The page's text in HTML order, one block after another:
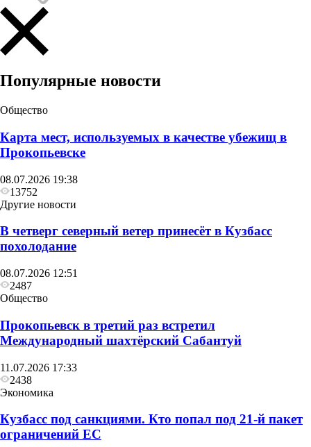
Происшествия
В Кузбассе на молочной ферме погибли двое,
когда спустились в навозохранилище
Популярные новости
Общество
Карта мест, используемых в качестве убежищ в
Прокопьевске
08.07.2026 19:38
13752
Другие новости
В четверг северный ветер принесёт в Кузбасс
похолодание
08.07.2026 12:51
2487
Общество
Прокопьевск в третий раз встретил
Международный шахтёрский Сабантуй
11.07.2026 17:33
2438
Экономика
Кузбасс под санкциями. Кто попал под 21‑й пакет
ограничений ЕС